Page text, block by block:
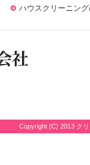
ハウスクリーニン
Copyright (C) 2013 ク